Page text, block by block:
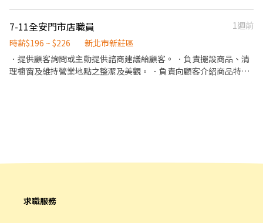
----------------------------- ❤️【新北五股區】❤️$206 五股芳洲店
新北市五股區芳洲五路68號 五股民義店 新北市五股區民義路一段38
號 五股自強店 新北市五股區自強路50號 五股西雲店 新北市五股區
西雲路70號 ❤️【智取店】❤️$214~254 五股工商 - 智取店 新北市五
北市樹林區復興路339號 樹林福順店 新北市樹林區福順街79號 ❤️
- 智取店-新北市樹林區中華路245號1樓 ----------------------------
地點：環狀線整條路線需都能配合 工作內容：聽從現場指示幫忙佈
置纜線 工作時間： 早08:30-17:30 中間休息一小時 夜22:00-06:00
看狀況輪流休息 工作薪資： 薪43000 加班另計 每做滿三個月+$500
～$1000 依出勤及工作狀況而定 休假制度：週休二日(偶爾可能會調
7-11全安門市店職員
1週前
時薪$196 ~ $226
新北市新莊區
．提供顧客詢問或主動提供諮商建議給顧客。 ．負責擺設商品、清
理櫥窗及維持營業地點之整潔及美觀。 ．負責向顧客介紹商品特
求職服務